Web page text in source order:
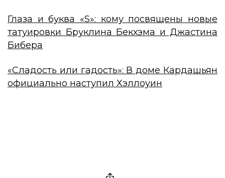
Глаза и буква «S»: кому посвящены новые
татуировки Бруклина Бекхэма и Джастина
Бибера
«Сладость или гадость»: В доме Кардашьян
официально наступил Хэллоуин